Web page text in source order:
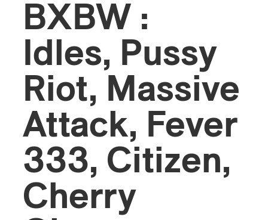
BXBW :
Idles, Pussy
Riot, Massive
Attack, Fever
333, Citizen,
Cherry